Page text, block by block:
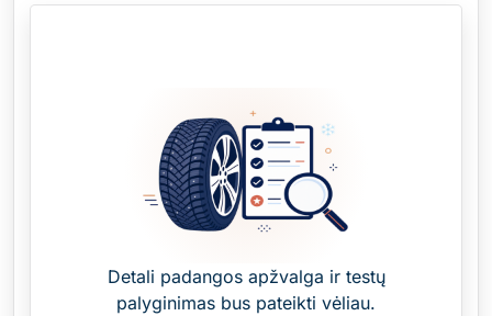
Detali padangos apžvalga ir testų
palyginimas bus pateikti vėliau.